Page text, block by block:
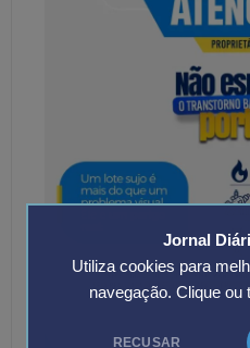
Jornal
Utiliza cookies para
navegação. Clique ou
RECUSAR